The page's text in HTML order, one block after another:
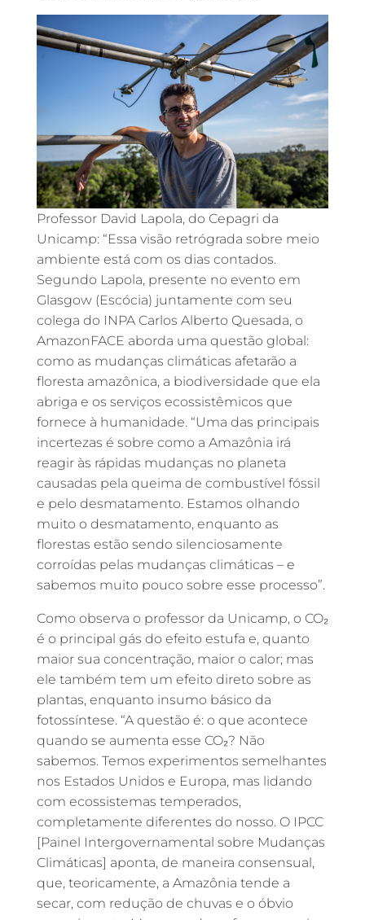
Professor David Lapola, do Cepagri da
Unicamp: “Essa visão retrógrada sobre meio
ambiente está com os dias contados.
Segundo Lapola, presente no evento em
Glasgow (Escócia) juntamente com seu
colega do INPA Carlos Alberto Quesada, o
AmazonFACE aborda uma questão global:
como as mudanças climáticas afetarão a
floresta amazônica, a biodiversidade que ela
abriga e os serviços ecossistêmicos que
fornece à humanidade. “Uma das principais
incertezas é sobre como a Amazônia irá
reagir às rápidas mudanças no planeta
causadas pela queima de combustível fóssil
e pelo desmatamento. Estamos olhando
muito o desmatamento, enquanto as
florestas estão sendo silenciosamente
corroídas pelas mudanças climáticas – e
sabemos muito pouco sobre esse processo”.
Como observa o professor da Unicamp, o CO₂
é o principal gás do efeito estufa e, quanto
maior sua concentração, maior o calor; mas
ele também tem um efeito direto sobre as
plantas, enquanto insumo básico da
fotossíntese. “A questão é: o que acontece
quando se aumenta esse CO₂? Não
sabemos. Temos experimentos semelhantes
nos Estados Unidos e Europa, mas lidando
com ecossistemas temperados,
completamente diferentes do nosso. O IPCC
[Painel Intergovernamental sobre Mudanças
Climáticas] aponta, de maneira consensual,
que, teoricamente, a Amazônia tende a
secar, com redução de chuvas e o óbvio